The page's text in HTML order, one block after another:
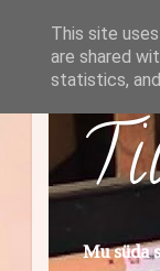
Mu süda
This site
are shared
statistics,